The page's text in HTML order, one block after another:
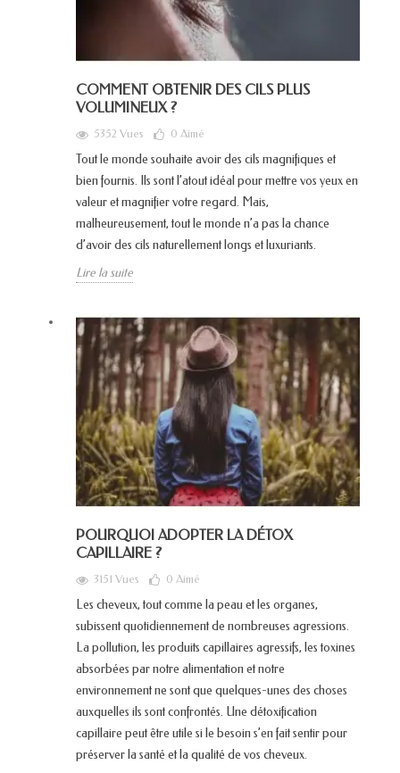
COMMENT OBTENIR DES CILS PLUS
VOLUMINEUX ?
5352 Vues 0 Aimé
Tout le monde souhaite avoir des cils magnifiques et
bien fournis. Ils sont l’atout idéal pour mettre vos yeux en
valeur et magnifier votre regard. Mais,
malheureusement, tout le monde n’a pas la chance
d’avoir des cils naturellement longs et luxuriants.
Lire la suite
POURQUOI ADOPTER LA DÉTOX
CAPILLAIRE ?
3151 Vues 0 Aimé
Les cheveux, tout comme la peau et les organes,
subissent quotidiennement de nombreuses agressions.
La pollution, les produits capillaires agressifs, les toxines
absorbées par notre alimentation et notre
environnement ne sont que quelques-unes des choses
auxquelles ils sont confrontés. Une détoxification
capillaire peut être utile si le besoin s’en fait sentir pour
préserver la santé et la qualité de vos cheveux.